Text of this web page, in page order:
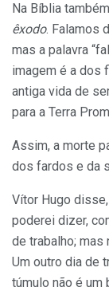
Na Bíblia
êxodo. Falamos
mas a palavra
imagem é a dos
antiga vida de
para a Terra
Assim, a morte
dos fardos e da
Vítor Hugo
poderei dizer,
de trabalho; mas
Um outro dia de
túmulo não é um